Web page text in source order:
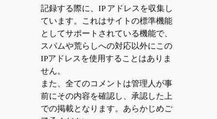
記録する際に、IP アドレスを収集し
ています。これはサイトの標準機能
としてサポートされている機能で、
スパムや荒らしへの対応以外にこの
IPアドレスを使用することはありま
せん。
また、全てのコメントは管理人が事
前にその内容を確認し、承認した上
での掲載となります。あらかじめご